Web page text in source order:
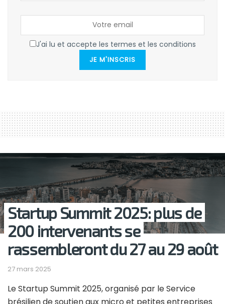
J'ai lu et accepte les termes et les conditions
JE M'INSCRIS
Startup Summit 2025: plus de
200 intervenants se
rassembleront du 27 au 29 août
27 mars 2025
Le Startup Summit 2025, organisé par le Service